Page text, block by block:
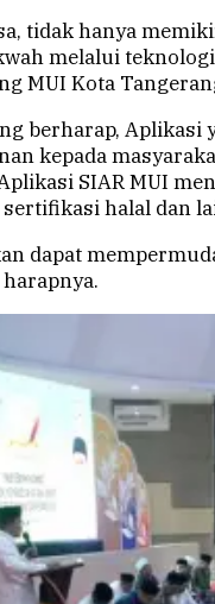
tidak hanya
melalui
MUI Kota
berharap,
kepada
SIAR MUI
halal dan
dapat